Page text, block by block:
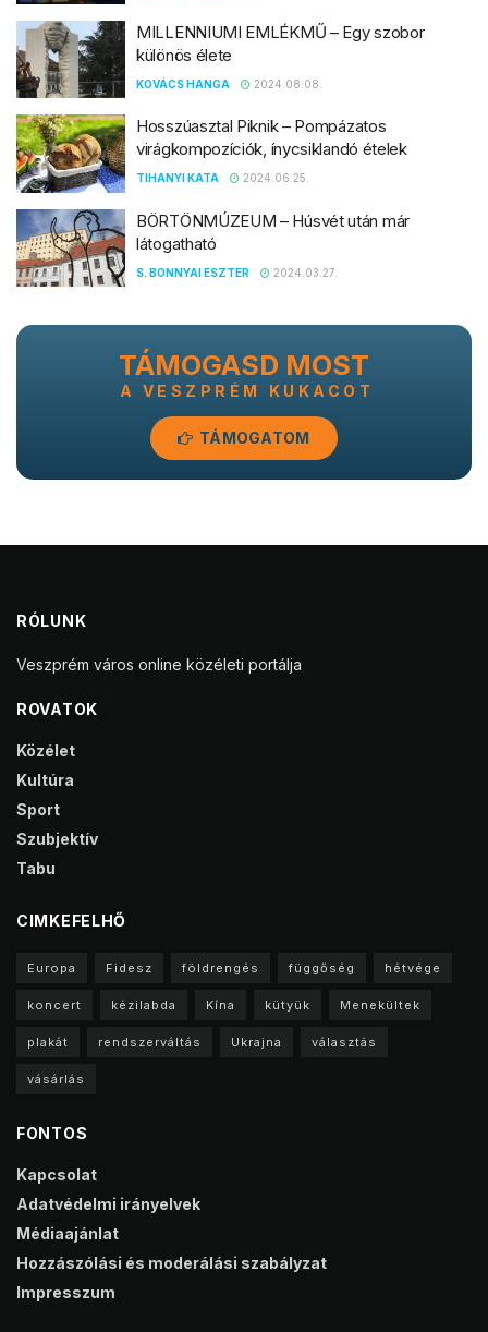
MILLENNIUMI EMLÉKMŰ – Egy szobor
különös élete
KOVÁCS HANGA 2024.08.08.
Hosszúasztal Piknik – Pompázatos
virágkompozíciók, ínycsiklandó ételek
TIHANYI KATA 2024.06.25.
BÖRTÖNMÚZEUM – Húsvét után már
látogatható
S. BONNYAI ESZTER 2024.03.27.
TÁMOGASD MOST
A VESZPRÉM KUKACOT
TÁMOGATOM
RÓLUNK
Veszprém város online közéleti portálja
ROVATOK
Közélet
Kultúra
Sport
Szubjektív
Tabu
CIMKEFELHŐ
Europa Fidesz földrengés függőség hétvége
koncert kézilabda Kína kütyük Menekültek
plakát rendszerváltás Ukrajna választás
vásárlás
FONTOS
Kapcsolat
Adatvédelmi irányelvek
Médiaajánlat
Hozzászólási és moderálási szabályzat
Impresszum